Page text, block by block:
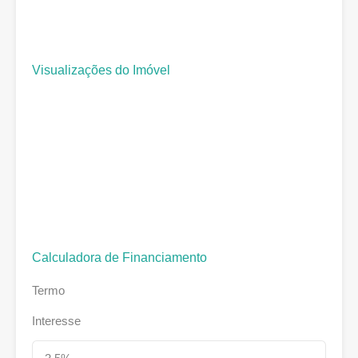
Visualizações do Imóvel
Calculadora de Financiamento
Termo
Interesse